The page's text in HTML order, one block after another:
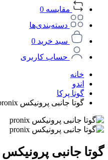
مقایسه 0
دسته‌بندی‌ها
سبد خرید 0
حساب کاربری
خانه
اندو
گوتا پرکا
گوتا جانبی پرونیکس pronix
گوتا جانبی پرونیکس pronix